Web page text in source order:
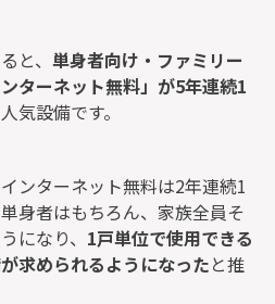
と、 単身者向け・ファミリー
ターネット無料」が5年連続1
気設備です。
ンターネット無料は2年連続1
身者はもちろん、家族全員そ
になり、 1戸単位で使用できる
求められるようになったと推